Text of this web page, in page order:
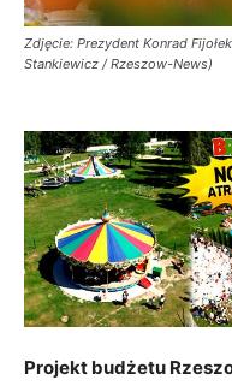
Zdjęcie: Prezydent Konrad
Stankiewicz / Rzeszow-News)
Projekt budżetu